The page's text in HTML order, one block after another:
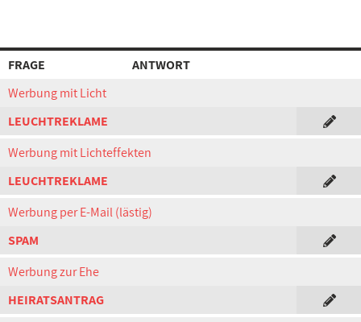
FRAGE
ANTWORT
Werbung mit Licht
LEUCHTREKLAME
Werbung mit Lichteffekten
LEUCHTREKLAME
Werbung per E-Mail (lästig)
SPAM
Werbung zur Ehe
HEIRATSANTRAG